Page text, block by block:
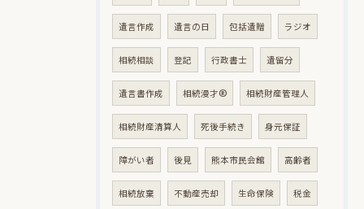
遺言作成 遺言の日 包括遺贈 ラジオ
相続相談 登記 行政書士 遺留分
遺言書作成 相続漫才® 相続財産管理人
相続財産清算人 死後手続き 身元保証
障がい者 後見 熊本市民会館 高齢者
相続放棄 不動産売却 生命保険 税金